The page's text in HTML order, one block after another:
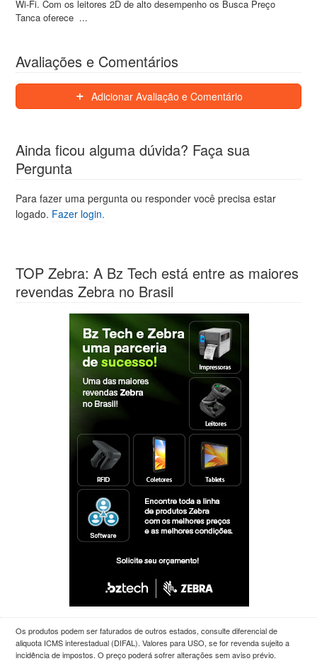
Wi-Fi. Com os leitores 2D de alto desempenho os Busca Preço
Tanca oferece ...
Avaliações e Comentários
Adicionar Avaliação e Comentário
Ainda ficou alguma dúvida? Faça sua
Pergunta
Para fazer uma pergunta ou responder você precisa estar
logado. Fazer login.
TOP Zebra: A Bz Tech está entre as maiores
revendas Zebra no Brasil
Os produtos podem ser faturados de outros estados, consulte diferencial de
aliquota ICMS interestadual (DIFAL). Valores para USO, se for revenda sujeito a
incidência de impostos. O preço poderá sofrer alterações sem aviso prévio.